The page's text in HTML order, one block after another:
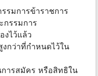
รมการข้าราชการ
กรรมการ
งไว้แล้ว
กว่าที่กำหนดไว้ใน
ารสมัคร หรือสิทธิใน